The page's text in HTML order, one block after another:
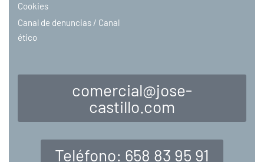
Cookies
Canal de denuncias / Canal
ético
comercial@jose-
castillo.com
Teléfono: 658 83 95 91